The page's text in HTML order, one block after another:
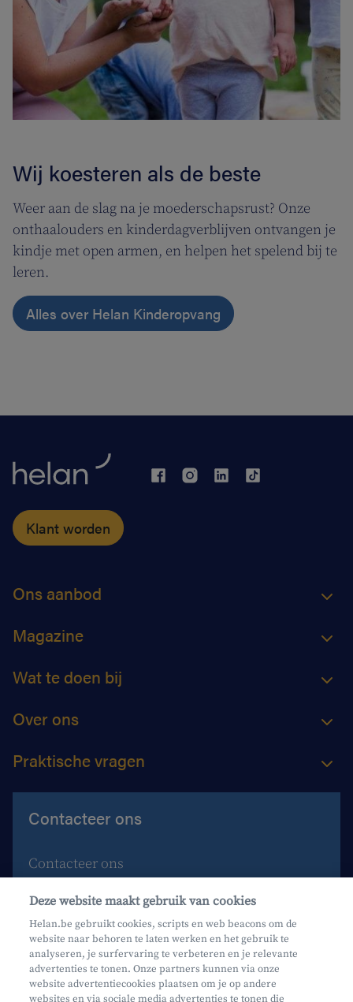
Wij koesteren als de beste
Weer aan de slag na je moederschapsrust? Onze
onthaalouders en kinderdagverblijven ontvangen je
kindje met open armen, en helpen het spelend bij te
leren.
Alles over Helan Kinderopvang
Klant worden
Ons aanbod
Magazine
Wat te doen bij
Over ons
Praktische vragen
Contacteer ons
Contacteer ons
Maak een afspraak
Waar vind je ons?
Phishing
Deze website maakt gebruik van cookies
Helan.be gebruikt cookies, scripts en web beacons om de
website naar behoren te laten werken en het gebruik te
analyseren, je surfervaring te verbeteren en je relevante
advertenties te tonen. Onze partners kunnen via onze
website advertentiecookies plaatsen om je op andere
websites en via sociale media advertenties te tonen die